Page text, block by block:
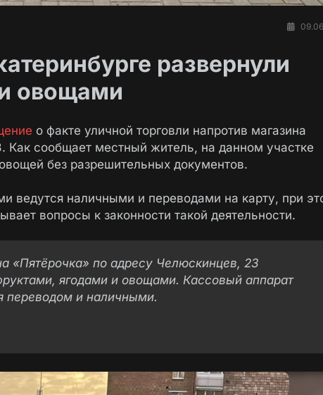
развернули
овощами
о факте уличной торговли напротив магазина
Как сообщает местный житель, на данном участке
без разрешительных документов.
ведутся наличными и переводами на карту, при
вопросы к законности такой деятельности.
«Пятёрочка» по адресу Челюскинцев, 23
ягодами и овощами. Кассовый аппарат
переводом и наличными.